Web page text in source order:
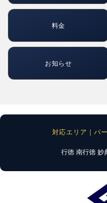
料金
お知らせ
対応エリア｜パ
行徳 南行徳 妙